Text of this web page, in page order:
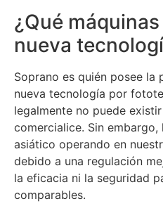
¿Qué
nueva
Soprano es quién posee la
nueva tecnología por
legalmente no puede
comercialice. Sin
asiático operando en
debido a una regulación
la eficacia ni la seguridad
comparables.